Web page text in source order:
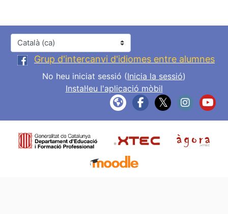
Idioma
Grup d'intercanvi d'idiomes entre alumnes
No heu iniciat sessió (Inicia la sessió)
Instal·leu l'aplicació mòbil